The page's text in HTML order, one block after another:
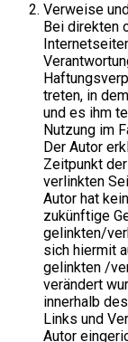
Verweise
Bei direkten
treten, in
und es ihm
Nutzung im
Der Autor
Zeitpunkt
verlinkten
Autor hat
zukünftige
gelinkten/
sich hiermit
gelinkten /
verändert
innerhalb
Links und
Autor